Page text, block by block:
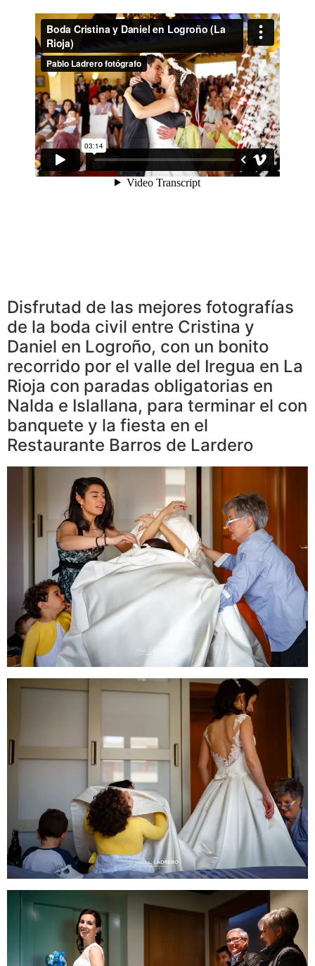
Disfrutad de las mejores fotografías
de la boda civil entre Cristina y
Daniel en Logroño, con un bonito
recorrido por el valle del Iregua en La
Rioja con paradas obligatorias en
Nalda e Islallana, para terminar el con
banquete y la fiesta en el
Restaurante Barros de Lardero